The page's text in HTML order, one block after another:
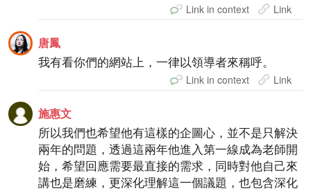
Link in context Link
唐鳳
我有看你們的網站上，一律以領導者來稱呼。
Link in context Link
施惠文
所以我們也希望他有這樣的企圖心，並不是只解決
兩年的問題，透過這兩年他進入第一線成為老師開
始，希望回應需要最直接的需求，同時對他自己來
講也是磨練，更深化理解這一個議題，也包含深化